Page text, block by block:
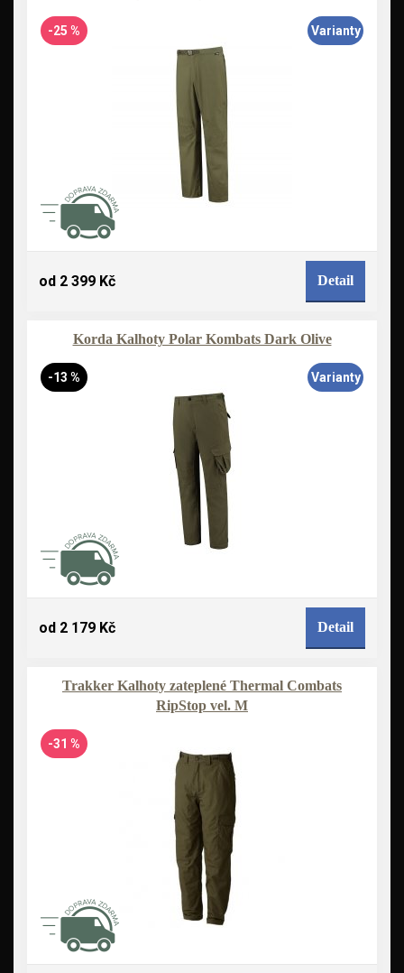
-25 % Varianty
od 2 399 Kč Detail
Korda Kalhoty Polar Kombats Dark Olive
-13 % Varianty
od 2 179 Kč Detail
Trakker Kalhoty zateplené Thermal Combats
RipStop vel. M
-31 %